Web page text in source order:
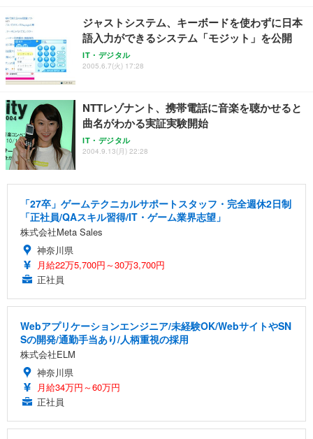
ジャストシステム、キーボードを使わずに日本
語入力ができるシステム「モジット」を公開
IT・デジタル
2005.6.7(火) 17:28
NTTレゾナント、携帯電話に音楽を聴かせると
曲名がわかる実証実験開始
IT・デジタル
2004.9.13(月) 22:28
「27卒」ゲームテクニカルサポートスタッフ・完全週休2日制
「正社員/QAスキル習得/IT・ゲーム業界志望」
株式会社Meta Sales
神奈川県
月給22万5,700円～30万3,700円
正社員
Webアプリケーションエンジニア/未経験OK/WebサイトやSN
Sの開発/通勤手当あり/人柄重視の採用
株式会社ELM
神奈川県
月給34万円～60万円
正社員